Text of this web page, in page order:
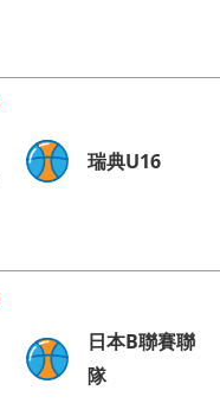
瑞典U16
日本B聯賽聯
隊